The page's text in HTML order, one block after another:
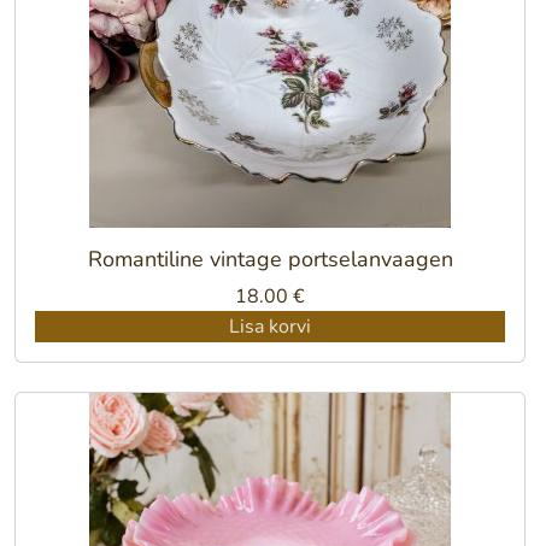
Romantiline vintage portselanvaagen
18.00 €
Lisa korvi